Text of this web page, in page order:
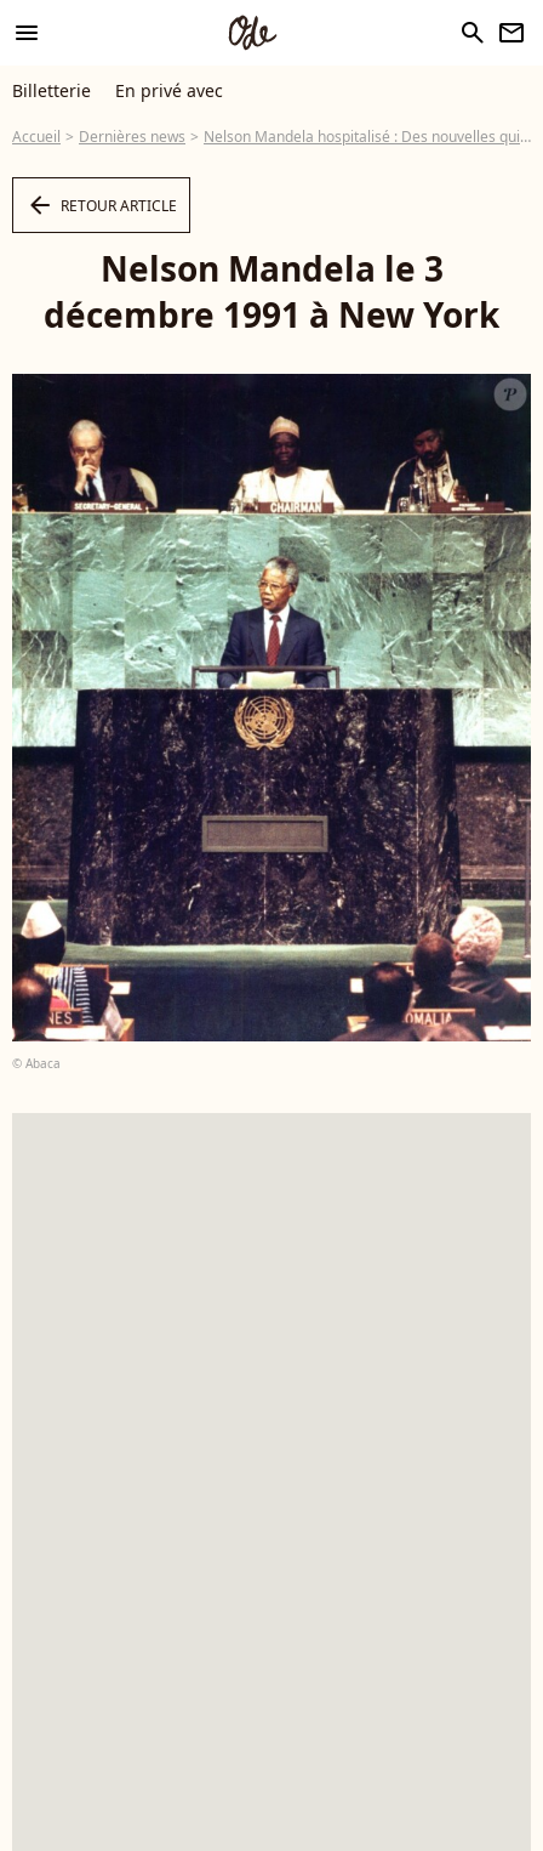
menu search newsletter
Billetterie En privé avec
Accueil Dernières news Nelson Mandela hospitalisé : Des nouvelles qui se veulent rassurantes
arrow_left RETOUR ARTICLE
Nelson Mandela le 3
décembre 1991 à New York
© Abaca